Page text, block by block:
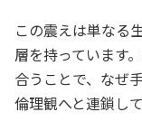
この震えは単なる
層を持っています
合うことで、なぜ
倫理観へと連鎖して